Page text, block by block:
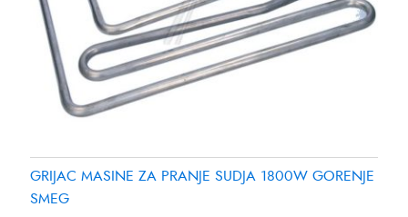
GRIJAC MASINE ZA PRANJE SUDJA 1800W GORENJE
SMEG